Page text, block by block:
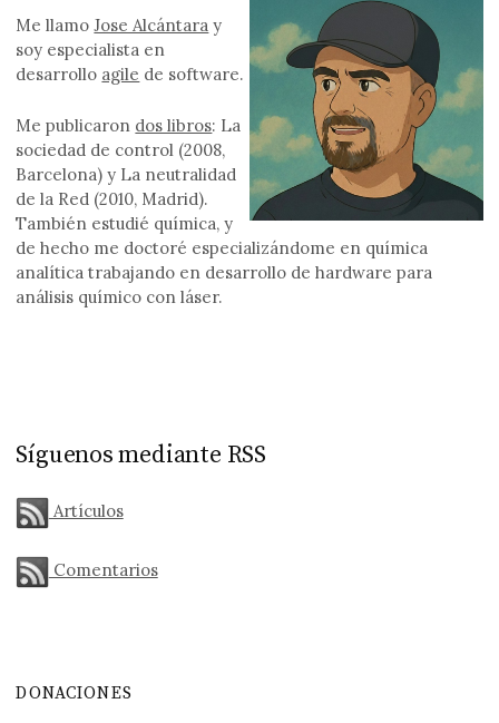
Me llamoJose Alcántara y
soy especialista en
desarrollo agile de software.
Me publicaron dos libros: La
sociedad de control (2008,
Barcelona) y La neutralidad
de la Red (2010, Madrid).
También estudié química, y
de hecho me doctoré especializándome en química
analítica trabajando en desarrollo de hardware para
análisis químico con láser.
Síguenos mediante RSS
Artículos
Comentarios
DONACIONES